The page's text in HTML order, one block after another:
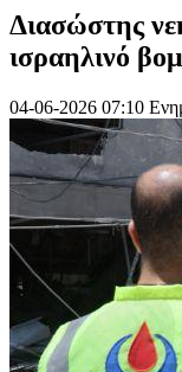
Διασώστης
ισραηλινό
04-06-2026 07:10